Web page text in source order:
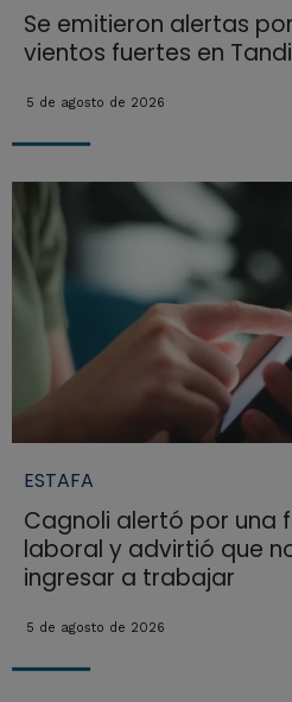
Se emitieron alertas
vientos fuertes en
5 de agosto de 2026
ESTAFA
Cagnoli alertó por una
laboral y advirtió que
ingresar a trabajar
5 de agosto de 2026